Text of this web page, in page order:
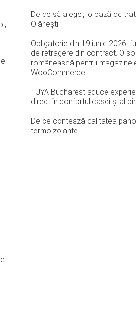
De ce să alegeți o bază de
Olănești
Obligatorie din 19 iunie 2026:
de retragere din contract. O
românească pentru
WooCommerce
TUYA Bucharest aduce
direct în confortul casei și al
De ce contează calitatea
termoizolante